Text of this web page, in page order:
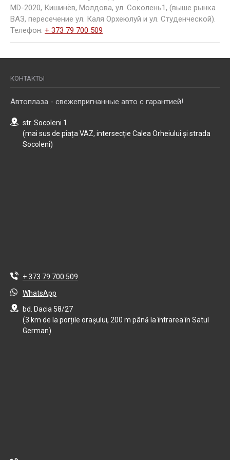
Производительность, управляемость, энергичные
двигатели оставляют приятные ощущения от
вождения. Салон хорошо продуман.
Вы можете купить Volkswagen, используя систему
trade-in. Все, что для этого нужно — приехать на
MD-2020, Кишинёв, Молдова, ул. Соколень1, (выше рынка
ВАЗ, пересечение ул. Каля Орхеюлуй и ул. Студенческой).
Телефон: + 373 79 700 509
КОНТАКТЫ
Автоплаза - свежепригнанные авто с гарантией!
str. Socoleni 1
(mai sus de piața VAZ, intersecție Calea Orheiului și strada
Socoleni)
+ 373 79 700 509
WhatsApp
bd. Dacia 58/27
(3 km de la porțile orașului, 200 m până la întrarea în Satul
German)